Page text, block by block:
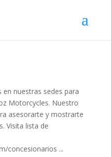
nuestras sedes para
Motorcycles. Nuestro
asesorarte y mostrarte
Visita lista de
concesionarios ...